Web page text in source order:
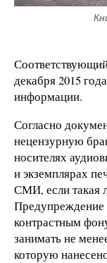
декабря 2015
информации.
Согласно
нецензурную
носителях
и экземплярах
СМИ, если такая
контрастным
занимать не
которую